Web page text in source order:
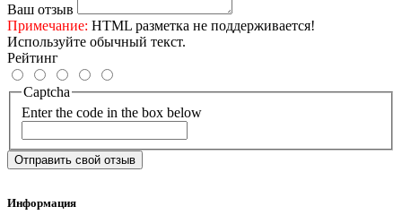
Ваш отзыв
Примечание: HTML разметка не поддерживается!
Используйте обычный текст.
Рейтинг
Captcha
Enter the code in the box below
Отправить свой отзыв
Информация